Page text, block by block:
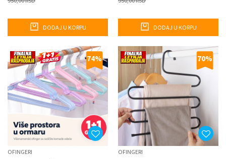
DODAJ U KORPU DODAJ U KORPU
74%
OFINGERI
70%
OFINGERI